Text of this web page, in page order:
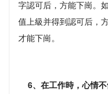
字認可后，方能下崗。
值上級并得到認可后，
才能下崗。
6、在工作時，心情